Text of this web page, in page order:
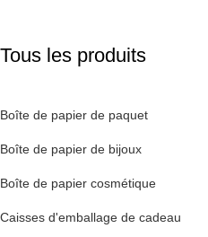
Tous les produits
Boîte de papier de paquet
Boîte de papier de bijoux
Boîte de papier cosmétique
Caisses d'emballage de cadeau